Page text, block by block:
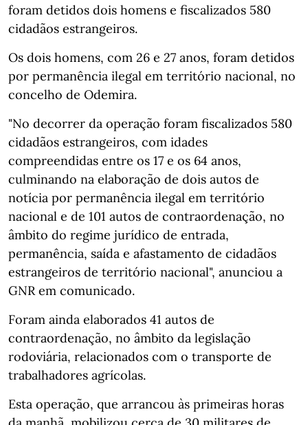
foram detidos dois homens e fiscalizados 580
cidadãos estrangeiros.
Os dois homens, com 26 e 27 anos, foram detidos
por permanência ilegal em território nacional, no
concelho de Odemira.
"No decorrer da operação foram fiscalizados 580
cidadãos estrangeiros, com idades
compreendidas entre os 17 e os 64 anos,
culminando na elaboração de dois autos de
notícia por permanência ilegal em território
nacional e de 101 autos de contraordenação, no
âmbito do regime jurídico de entrada,
permanência, saída e afastamento de cidadãos
estrangeiros de território nacional", anunciou a
GNR em comunicado.
Foram ainda elaborados 41 autos de
contraordenação, no âmbito da legislação
rodoviária, relacionados com o transporte de
trabalhadores agrícolas.
Esta operação, que arrancou às primeiras horas